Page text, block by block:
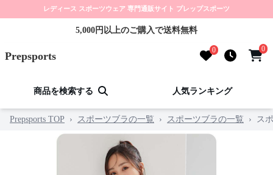
レディース スポーツウェア 専門通販サイト プレップスポーツ
5,000円以上のご購入で送料無料
Prepsports 0 0
商品を検索する 人気ランキング
Prepsports TOP › スポーツブラの一覧 › スポーツブラの一覧 › ス